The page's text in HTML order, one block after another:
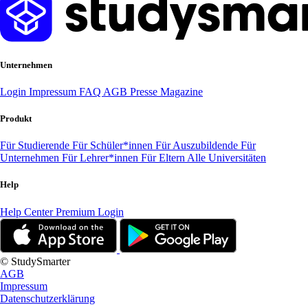
Unternehmen
Login Impressum FAQ AGB Presse Magazine
Produkt
Für Studierende Für Schüler*innen Für Auszubildende Für
Unternehmen Für Lehrer*innen Für Eltern Alle Universitäten
Help
Help CenterPremium Login
© StudySmarter
AGB
Impressum
Datenschutzerklärung